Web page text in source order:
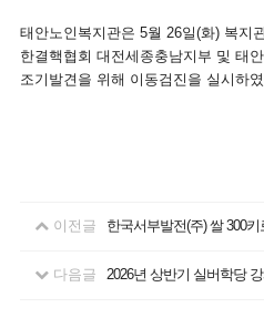
태안노인복지관은 5월 26일(화) 복지
한결핵협회 대전세종충남지부 및 태
조기발견을 위해 이동검진을 실시하
이전글 한국서부발전(주) 쌀 300키
다음글 2026년 상반기 실버학당